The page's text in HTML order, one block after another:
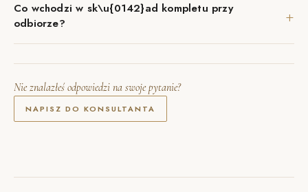
Co wchodzi w sk\u{0142}ad kompletu przy
odbiorze?
+
Nie znalazłeś odpowiedzi na swoje pytanie?
NAPISZ DO KONSULTANTA